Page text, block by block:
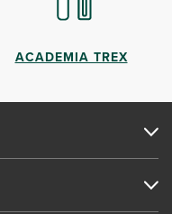
ACADEMIA TREX